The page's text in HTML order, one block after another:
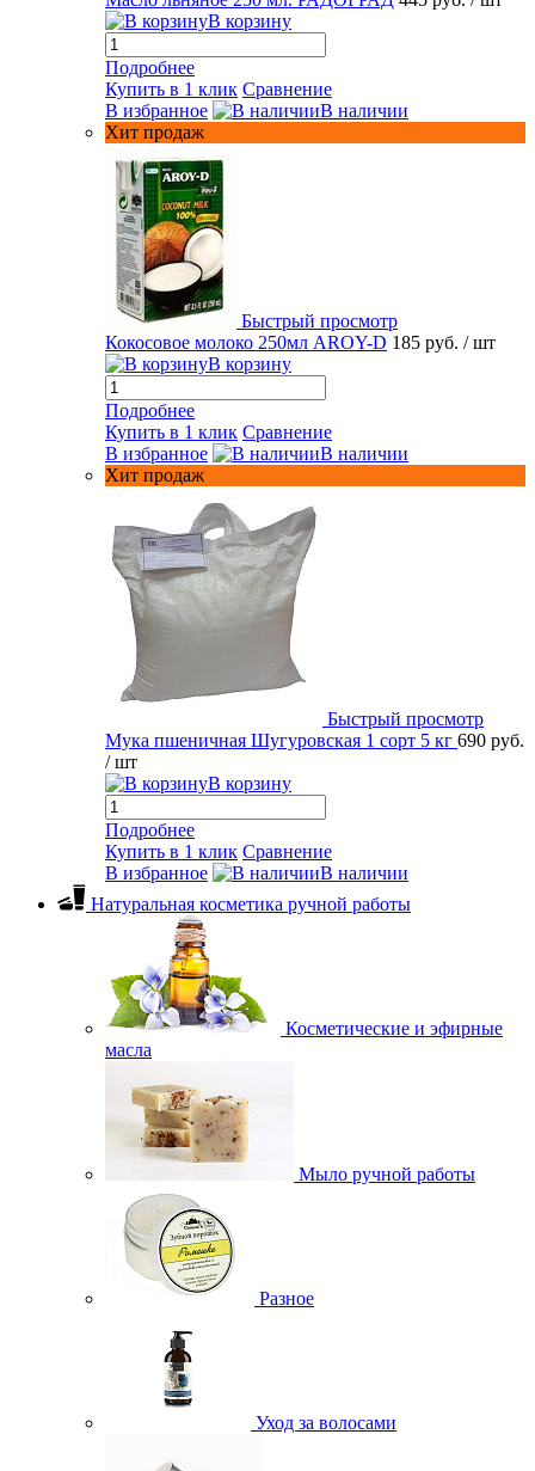
В корзину
Подробнее
Купить в 1 клик Сравнение
В избранное
В наличии
Хит продаж
Быстрый просмотр
Кокосовое молоко 250мл AROY-D 185 руб. / шт
В корзину
Подробнее
Купить в 1 клик Сравнение
В избранное
В наличии
Хит продаж
Быстрый просмотр
Мука пшеничная Шугуровская 1 сорт 5 кг 690 руб.
/ шт
В корзину
Подробнее
Купить в 1 клик Сравнение
В избранное
В наличии
Натуральная косметика ручной работы
Косметические и эфирные
масла
Мыло ручной работы
Разное
Уход за волосами